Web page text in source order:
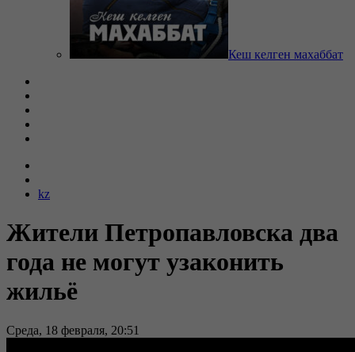
Кеш келген махаббат
kz
Жители Петропавловска два
года не могут узаконить
жильё
Среда, 18 февраля, 20:51